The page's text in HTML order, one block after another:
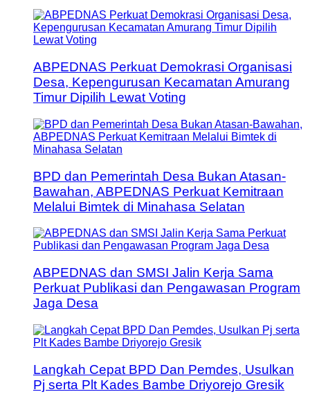
ABPEDNAS Perkuat Demokrasi Organisasi
Desa, Kepengurusan Kecamatan Amurang
Timur Dipilih Lewat Voting
BPD dan Pemerintah Desa Bukan Atasan-
Bawahan, ABPEDNAS Perkuat Kemitraan
Melalui Bimtek di Minahasa Selatan
ABPEDNAS dan SMSI Jalin Kerja Sama
Perkuat Publikasi dan Pengawasan Program
Jaga Desa
Langkah Cepat BPD Dan Pemdes, Usulkan
Pj serta Plt Kades Bambe Driyorejo Gresik